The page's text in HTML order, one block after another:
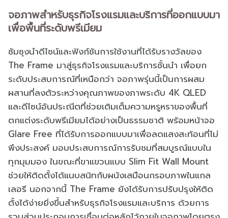
จอภาพสำหรับธุรกิจโรงแรมและบริการที่ออกแบบมา
เพื่อพื้นที่ระดับพรีเมียม
ซัมซุงนำดีไซน์และฟังก์ชันการใช้งานที่ได้รับรางวัลของ
The Frame มาสู่ธุรกิจโรงแรมและบริการชั้นนำ เพื่อยก
ระดับประสบการณ์ที่เหนือกว่า จอภาพรุ่นนี้เป็นการผสม
ผสานที่ลงตัวระหว่างคุณภาพของภาพระดับ 4K QLED
และดีไซน์อันประณีตที่ช่วยเติมเต็มความหรูหราของพื้นที่
ตกแต่งระดับพรีเมียมได้อย่างเป็นธรรมชาติ พร้อมหน้าจอ
Glare Free ที่ได้รับการออกแบบมาเพื่อลดแสงสะท้อนที่ไม่
พึงประสงค์ มอบประสบการณ์การรับชมที่สมบูรณ์แบบใน
ทุกมุมมอง ในขณะที่ขาแขวนแบบ Slim Fit Wall Mount
ช่วยให้ติดตั้งได้แนบสนิทกับผนังเสมือนกรอบภาพในแกล
เลอรี นอกจากนี้ The Frame ยังได้รับการปรับปรุงให้ติด
ตั้งได้ง่ายยิ่งขึ้นสำหรับธุรกิจโรงแรมและบริการ ด้วยการ